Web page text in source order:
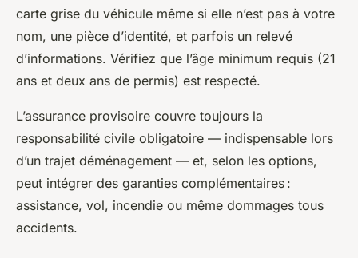
carte grise du véhicule même si elle n’est pas à votre
nom, une pièce d’identité, et parfois un relevé
d’informations. Vérifiez que l’âge minimum requis (21
ans et deux ans de permis) est respecté.
L’assurance provisoire couvre toujours la
responsabilité civile obligatoire — indispensable lors
d’un trajet déménagement — et, selon les options,
peut intégrer des garanties complémentaires :
assistance, vol, incendie ou même dommages tous
accidents.